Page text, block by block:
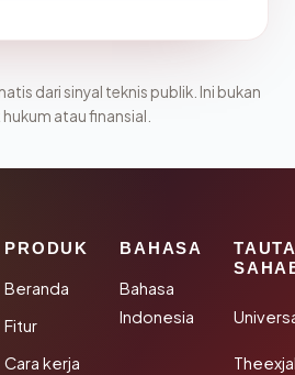
dari sinyal teknis publik. Ini bukan
atau finansial.
PRODUK
Beranda
Fitur
Cara kerja
BAHASA
Bahasa
Indonesia